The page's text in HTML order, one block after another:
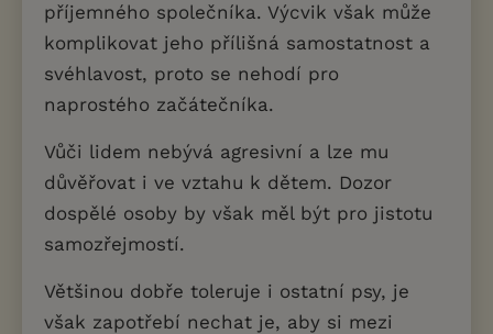
příjemného společníka. Výcvik však může
komplikovat jeho přílišná samostatnost a
svéhlavost, proto se nehodí pro
naprostého začátečníka.
Vůči lidem nebývá agresivní a lze mu
důvěřovat i ve vztahu k dětem. Dozor
dospělé osoby by však měl být pro jistotu
samozřejmostí.
Většinou dobře toleruje i ostatní psy, je
však zapotřebí nechat je, aby si mezi